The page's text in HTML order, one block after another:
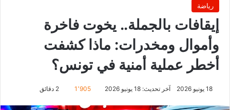
رياضة
إيقافات بالجملة.. يخوت فاخرة
وأموال ومخدرات: ماذا كشفت
أخطر عملية أمنية في تونس؟
18 يونيو 2026 آخر تحديث: 18 يونيو 2026 1٬905